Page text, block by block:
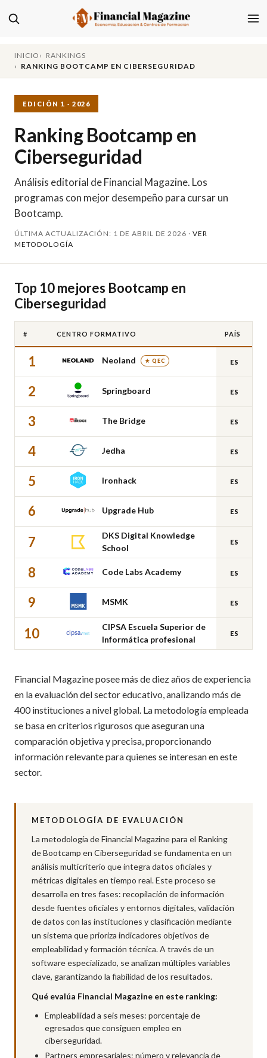
INICIO
RANKINGS
RANKING BOOTCAMP EN CIBERSEGURIDAD
EDICIÓN 1 · 2026
Ranking Bootcamp en
Ciberseguridad
Análisis editorial de Financial Magazine. Los
programas con mejor desempeño para cursar un
Bootcamp.
ÚLTIMA ACTUALIZACIÓN: 1 DE ABRIL DE 2026 · VER
METODOLOGÍA
Top 10 mejores Bootcamp en
Ciberseguridad
# CENTRO FORMATIVO PAÍS
1 Neoland ★ QEC ES
2 Springboard ES
3 The Bridge ES
4 Jedha ES
5 Ironhack ES
6 Upgrade Hub ES
7
DKS Digital Knowledge
School
ES
8 Code Labs Academy ES
9 MSMK ES
10
CIPSA Escuela Superior de
Informática profesional
ES
Financial Magazine posee más de diez años de experiencia
en la evaluación del sector educativo, analizando más de
400 instituciones a nivel global. La metodología empleada
se basa en criterios rigurosos que aseguran una
comparación objetiva y precisa, proporcionando
información relevante para quienes se interesan en este
sector.
METODOLOGÍA DE EVALUACIÓN
La metodología de Financial Magazine para el Ranking
de Bootcamp en Ciberseguridad se fundamenta en un
análisis multicriterio que integra datos oficiales y
métricas digitales en tiempo real. Este proceso se
desarrolla en tres fases: recopilación de información
desde fuentes oficiales y entornos digitales, validación
de datos con las instituciones y clasificación mediante
un sistema que prioriza indicadores objetivos de
empleabilidad y formación técnica. A través de un
software especializado, se analizan múltiples variables
clave, garantizando la fiabilidad de los resultados.
Qué evalúa Financial Magazine en este ranking:
Empleabilidad a seis meses: porcentaje de
egresados que consiguen empleo en
ciberseguridad.
Partners empresariales: número y relevancia de